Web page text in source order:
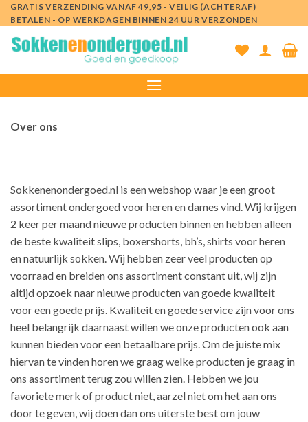
Ga
naar
inhoud
GRATIS VERZENDING VANAF 49,95 - VEILIG (ACHTERAF)
BETALEN - OP WERKDAGEN BINNEN 24 UUR VERZONDEN
Over ons
Sokkenenondergoed.nl is een webshop waar je een groot
assortiment ondergoed voor heren en dames vind. Wij krijgen
2 keer per maand nieuwe producten binnen en hebben alleen
de beste kwaliteit slips, boxershorts, bh’s, shirts voor heren
en natuurlijk sokken. Wij hebben zeer veel producten op
voorraad en breiden ons assortiment constant uit, wij zijn
altijd opzoek naar nieuwe producten van goede kwaliteit
voor een goede prijs. Kwaliteit en goede service zijn voor ons
heel belangrijk daarnaast willen we onze producten ook aan
kunnen bieden voor een betaalbare prijs. Om de juiste mix
hiervan te vinden horen we graag welke producten je graag in
ons assortiment terug zou willen zien. Hebben we jou
favoriete merk of product niet, aarzel niet om het aan ons
door te geven, wij doen dan ons uiterste best om jouw